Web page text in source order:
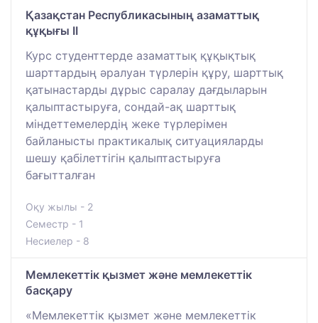
Қазақстан Республикасының азаматтық
құқығы II
Курс студенттерде азаматтық құқықтық
шарттардың әралуан түрлерін құру, шарттық
қатынастарды дұрыс саралау дағдыларын
қалыптастыруға, сондай-ақ шарттық
міндеттемелердің жеке түрлерімен
байланысты практикалық ситуацияларды
шешу қабілеттігін қалыптастыруға
бағытталған
Оқу жылы - 2
Семестр - 1
Несиелер - 8
Мемлекеттік қызмет және мемлекеттік
басқару
«Мемлекеттік қызмет және мемлекеттік